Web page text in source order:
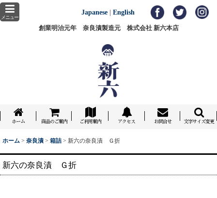
メニュー
創業明治元年 奈良漬製造元 株式会社 新六本店
Japanese |English
ホーム 商品のご案内 ご利用案内 アクセス お問合せ 文字サイズ変更
ホーム > 奈良漬 > 箱詰 > 新六の奈良漬 Ｇ折
新六の奈良漬 Ｇ折